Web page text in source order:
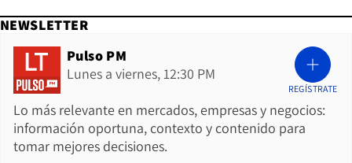
NEWSLETTER
Pulso PM
Lunes a viernes, 12:30 PM
Lo más relevante en mercados, empresas y negocios:
información oportuna, contexto y contenido para
tomar mejores decisiones.
REGÍSTRATE